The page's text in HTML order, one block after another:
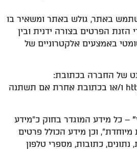
באתר, גולש באתר ומשאיר בו
הזנת הפרטים בצורה ידנית ובין
באמצעים אלקטרוניים של
של החברה בכתובת:
https://ateret-amana.co.il ו/או בכתובת אחרת אם תשתנה
– כל מידע המוגדר בחוק כ"מידע
מיוחדת", וכן מידע הכולל פרטים
נתונים, כתובות, מספרי טלפון